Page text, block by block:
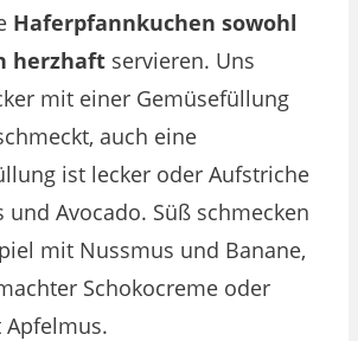
Haferpfannkuchen sowohl
herzhaft servieren. Uns
mit einer Gemüsefüllung
auch eine
ist lecker oder Aufstriche
Avocado. Süß schmecken
mit Nussmus und Banane,
Schokocreme oder